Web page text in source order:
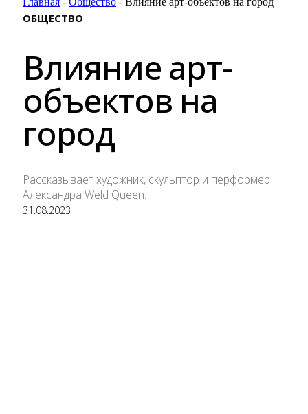
ОБЩЕСТВО
Влияние арт-
объектов на
город
Рассказывает художник, скульптор и перформер
Александра Weld Queen.
31.08.2023